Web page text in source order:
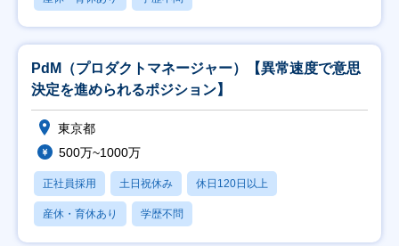
PdM（プロダクトマネージャー）【異常速度で意思
決定を進められるポジション】
東京都
500万~1000万
正社員採用 土日祝休み 休日120日以上
産休・育休あり 学歴不問